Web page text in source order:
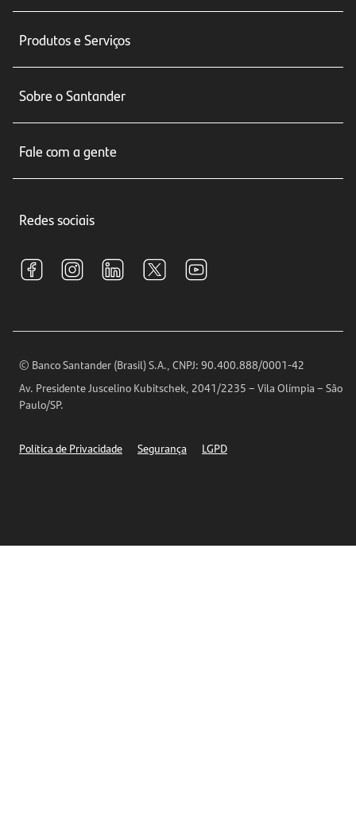
Produtos e Serviços
Seguros
Crédito e Financiamentos
Investimentos
Sobre o Santander
Relações com Investidores
Fale com a gente
Central de Renegociação
S.A.C
Encontre nossas agências
Horários de Atendimento
Telefones
Redes sociais
© Banco Santander (Brasil) S.A., CNPJ: 90.400.888/0001-42
Av. Presidente Juscelino Kubitschek, 2041/2235 – Vila Olímpia – São
Paulo/SP.
Política de Privacidade Segurança LGPD